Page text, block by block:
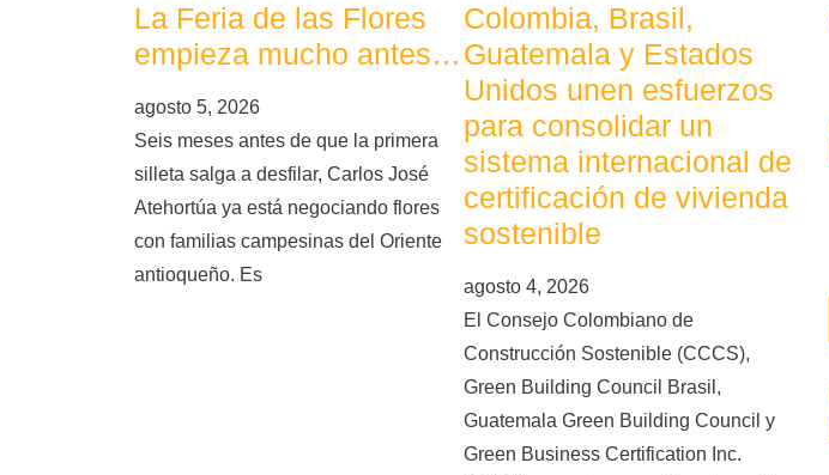
La Feria de las Flores
empieza mucho antes…
agosto 5, 2026
Seis meses antes de que la primera
silleta salga a desfilar, Carlos José
Atehortúa ya está negociando flores
con familias campesinas del Oriente
antioqueño. Es
Colombia, Brasil,
Guatemala y Estados
Unidos unen esfuerzos
para consolidar un
sistema internacional de
certificación de vivienda
sostenible
agosto 4, 2026
El Consejo Colombiano de
Construcción Sostenible (CCCS),
Green Building Council Brasil,
Guatemala Green Building Council y
Green Business Certification Inc.